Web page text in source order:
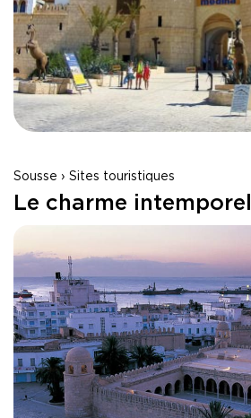
Sousse › Sites touristiques
Le charme intemporel